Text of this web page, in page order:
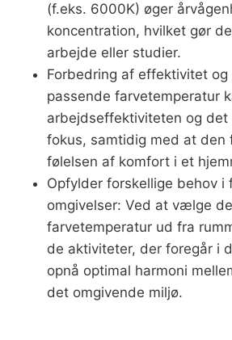
(f.eks. 6000K) øger
koncentration, hvilket gør
arbejde eller studier.
Forbedring af effektivitet og
passende farvetemperatur
arbejdseffektiviteten og det
fokus, samtidig med at den
følelsen af komfort i et
Opfylder forskellige behov i
omgivelser: Ved at vælge
farvetemperatur ud fra
de aktiviteter, der foregår i
opnå optimal harmoni
det omgivende miljø.